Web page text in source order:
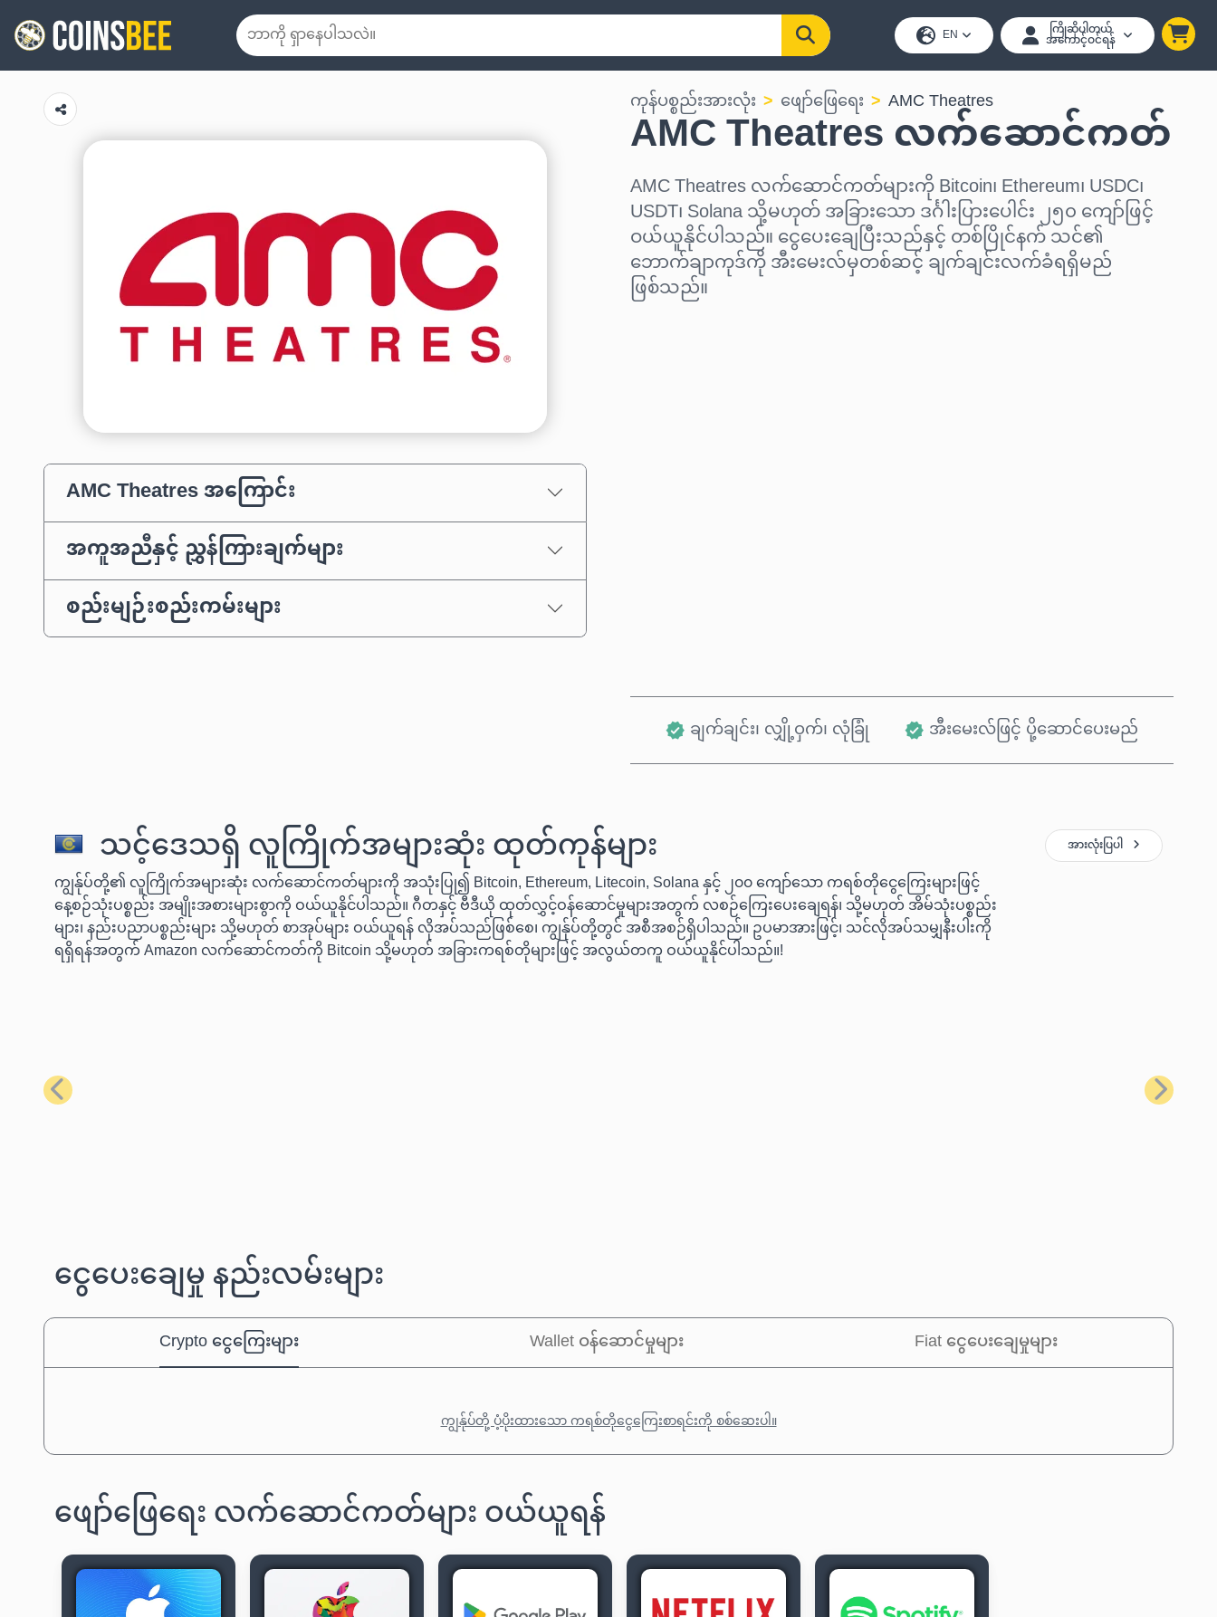
EN ကြိုဆိုပါတယ်
အကောင့်ဝင်ရန်
AMC Theatres အကြောင်း
အကူအညီနှင့် ညွှန်ကြားချက်များ
စည်းမျဉ်းစည်းကမ်းများ
ကုန်ပစ္စည်းအားလုံး ဖျော်ဖြေရေး AMC Theatres
AMC Theatres လက်ဆောင်ကတ်
AMC Theatres လက်ဆောင်ကတ်များကို Bitcoin၊ Ethereum၊ USDC၊
USDT၊ Solana သို့မဟုတ် အခြားသော ဒင်္ဂါးပြားပေါင်း ၂၅၀ ကျော်ဖြင့်
ဝယ်ယူနိုင်ပါသည်။ ငွေပေးချေပြီးသည်နှင့် တစ်ပြိုင်နက် သင်၏
ဘောက်ချာကုဒ်ကို အီးမေးလ်မှတစ်ဆင့် ချက်ချင်းလက်ခံရရှိမည်
ဖြစ်သည်။
ချက်ချင်း၊ လျှို့ဝှက်၊ လုံခြုံ အီးမေးလ်ဖြင့် ပို့ဆောင်ပေးမည်
သင့်ဒေသရှိ လူကြိုက်အများဆုံး ထုတ်ကုန်များ
ကျွန်ုပ်တို့၏ လူကြိုက်အများဆုံး လက်ဆောင်ကတ်များကို အသုံးပြု၍ Bitcoin, Ethereum, Litecoin, Solana နှင့် ၂၀၀ ကျော်သော ကရစ်တိုငွေကြေးများဖြင့်
နေ့စဉ်သုံးပစ္စည်း အမျိုးအစားများစွာကို ဝယ်ယူနိုင်ပါသည်။ ဂီတနှင့် ဗီဒီယို ထုတ်လွှင့်ဝန်ဆောင်မှုများအတွက် လစဉ်ကြေးပေးချေရန်၊ သို့မဟုတ် အိမ်သုံးပစ္စည်း
များ၊ နည်းပညာပစ္စည်းများ သို့မဟုတ် စာအုပ်များ ဝယ်ယူရန် လိုအပ်သည်ဖြစ်စေ၊ ကျွန်ုပ်တို့တွင် အစီအစဉ်ရှိပါသည်။ ဥပမာအားဖြင့်၊ သင်လိုအပ်သမျှနီးပါးကို
ရရှိရန်အတွက် Amazon လက်ဆောင်ကတ်ကို Bitcoin သို့မဟုတ် အခြားကရစ်တိုများဖြင့် အလွယ်တကူ ဝယ်ယူနိုင်ပါသည်။!
အားလုံးပြပါ
ယခင် နောက်တစ်
ငွေပေးချေမှု နည်းလမ်းများ
Crypto ငွေကြေးများ Wallet ဝန်ဆောင်မှုများ Fiat ငွေပေးချေမှုများ
ကျွန်ုပ်တို့ ပံ့ပိုးထားသော ကရစ်တိုငွေကြေးစာရင်းကို စစ်ဆေးပါ။
ဖျော်ဖြေရေး လက်ဆောင်ကတ်များ ဝယ်ယူရန်